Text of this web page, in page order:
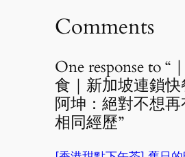
Comments
One response to “
食｜新加坡連鎖
阿坤：絕對不想
相同經歷”